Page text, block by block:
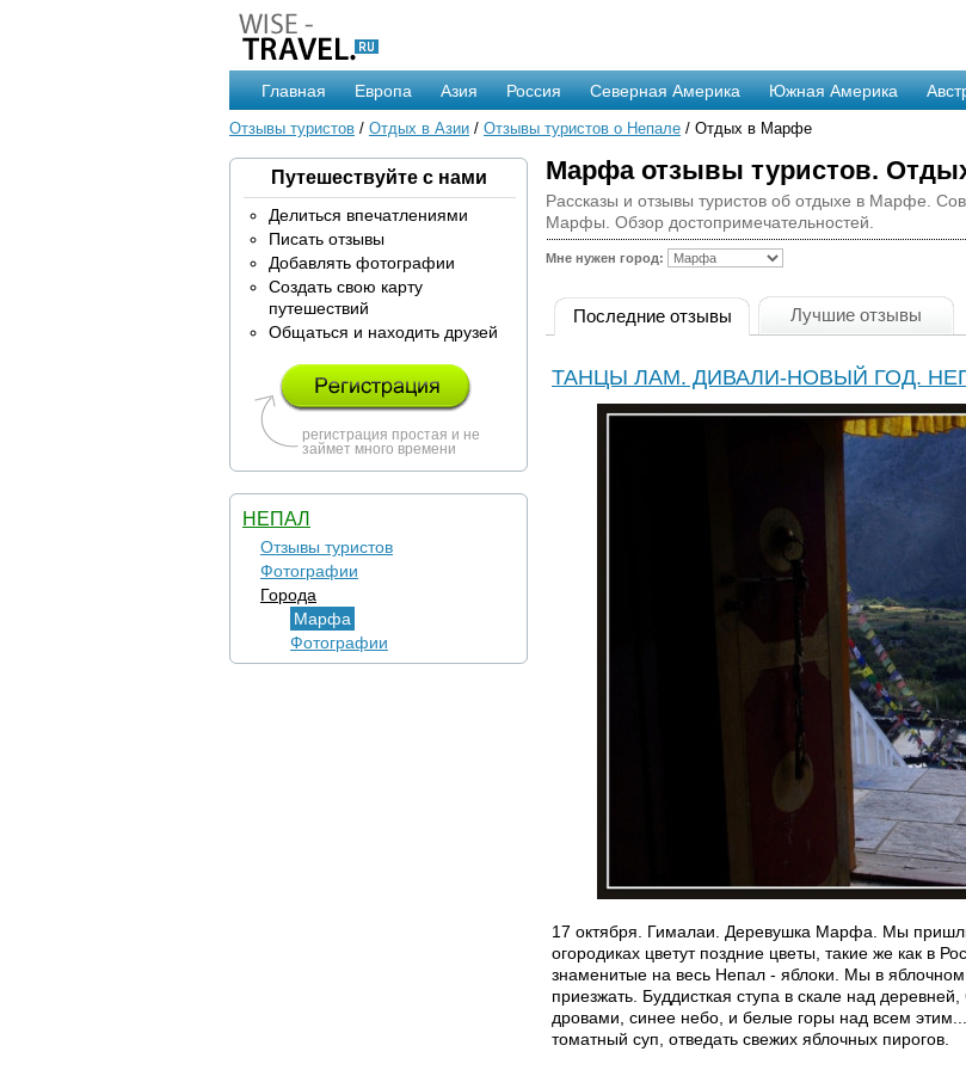
Главная Европа Азия Россия Северная Америка Южная Америка
Отзывы туристов / Отдых в Азии / Отзывы туристов о Непале / Отдых в Марфе
Путешествуйте с нами
Делиться впечатлениями
Писать отзывы
Добавлять фотографии
Создать свою карту
путешествий
Общаться и находить друзей
регистрация простая и не
займет много времени
НЕПАЛ
Отзывы туристов
Фотографии
Города
Марфа
Фотографии
Марфа отзывы туристов.
Рассказы и отзывы туристов об отдыхе в Марфе.
Марфы. Обзор достопримечательностей.
Мне нужен город:
Последние отзывы Лучшие отзывы
ТАНЦЫ ЛАМ. ДИВАЛИ-НОВЫЙ ГОД.
17 октября. Гималаи. Деревушка Марфа. Мы
огородиках цветут поздние цветы, такие же как в
знаменитые на весь Непал - яблоки. Мы в
приезжать. Буддисткая ступа в скале над
дровами, синее небо, и белые горы над всем
томатный суп, отведать свежих яблочных пирогов.